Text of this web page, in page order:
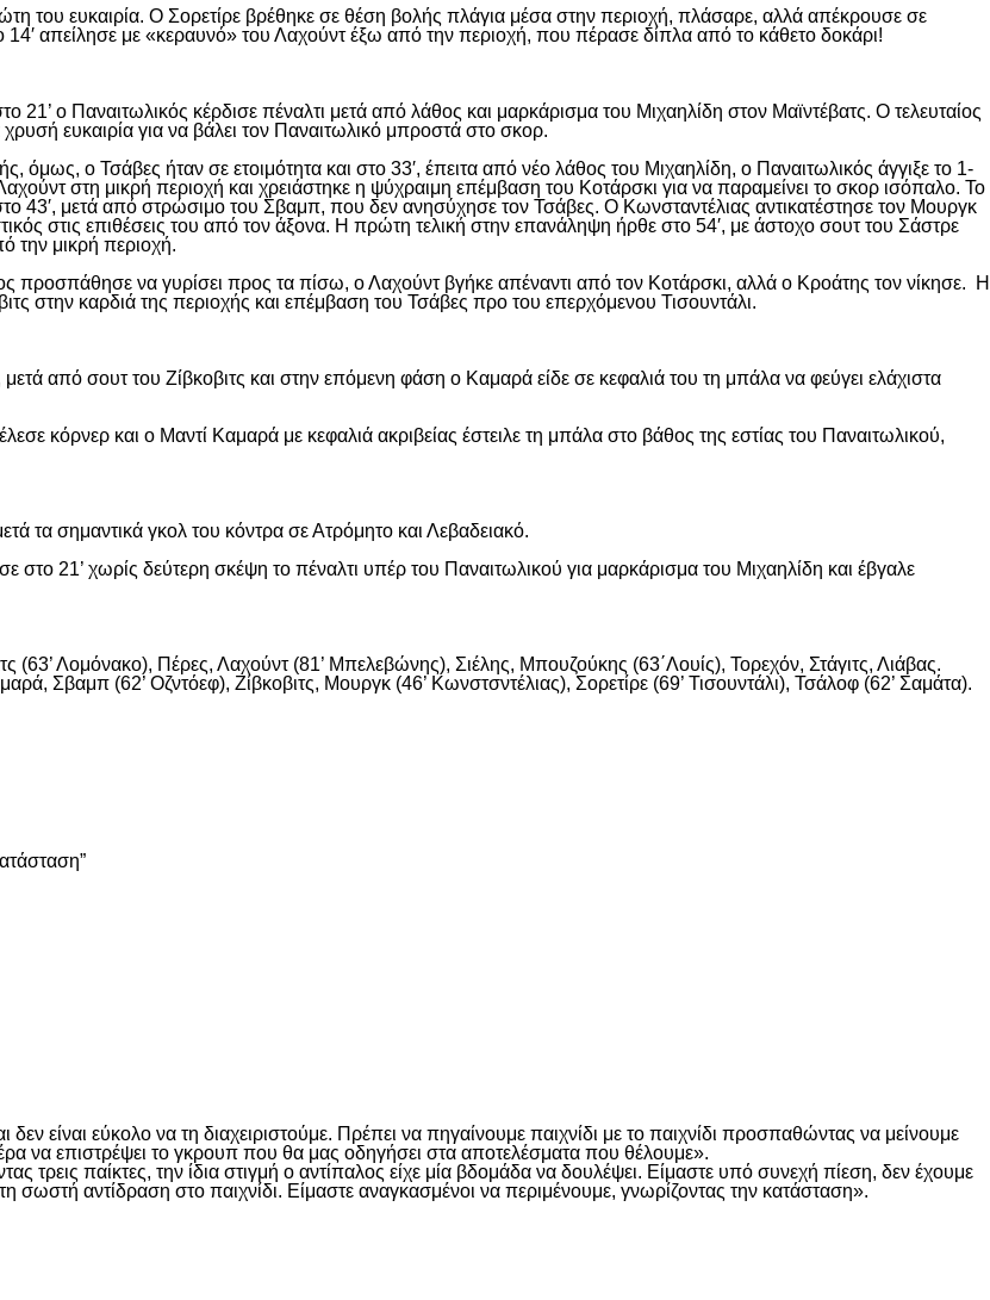
του ευκαιρία. Ο Σορετίρε βρέθηκε σε θέση βολής πλάγια μέσα στην περιοχή, πλάσαρε, αλλά απέκρουσε σε
απείλησε με «κεραυνό» του Λαχούντ έξω από την περιοχή, που πέρασε δίπλα από το κάθετο δοκάρι!
ο Παναιτωλικός κέρδισε πέναλτι μετά από λάθος και μαρκάρισμα του Μιχαηλίδη στον Μαϊντέβατς. Ο τελευταίος
ευκαιρία για να βάλει τον Παναιτωλικό μπροστά στο σκορ.
όμως, ο Τσάβες ήταν σε ετοιμότητα και στο 33′, έπειτα από νέο λάθος του Μιχαηλίδη, ο Παναιτωλικός άγγιξε το 1-
στη μικρή περιοχή και χρειάστηκε η ψύχραιμη επέμβαση του Κοτάρσκι για να παραμείνει το σκορ ισόπαλο. Το
43′, μετά από στρώσιμο του Σβαμπ, που δεν ανησύχησε τον Τσάβες. Ο Κωνσταντέλιας αντικατέστησε τον Μουργκ
στις επιθέσεις του από τον άξονα. Η πρώτη τελική στην επανάληψη ήρθε στο 54′, με άστοχο σουτ του Σάστρε
την μικρή περιοχή.
προσπάθησε να γυρίσει προς τα πίσω, ο Λαχούντ βγήκε απέναντι από τον Κοτάρσκι, αλλά ο Κροάτης τον νίκησε. Η
στην καρδιά της περιοχής και επέμβαση του Τσάβες προ του επερχόμενου Τισουντάλι.
από σουτ του Ζίβκοβιτς και στην επόμενη φάση ο Καμαρά είδε σε κεφαλιά του τη μπάλα να φεύγει ελάχιστα
κόρνερ και ο Μαντί Καμαρά με κεφαλιά ακριβείας έστειλε τη μπάλα στο βάθος της εστίας του Παναιτωλικού,
τα σημαντικά γκολ του κόντρα σε Ατρόμητο και Λεβαδειακό.
21’ χωρίς δεύτερη σκέψη το πέναλτι υπέρ του Παναιτωλικού για μαρκάρισμα του Μιχαηλίδη και έβγαλε
(63’ Λομόνακο), Πέρες, Λαχούντ (81’ Μπελεβώνης), Σιέλης, Μπουζούκης (63΄Λουίς), Τορεχόν, Στάγιτς, Λιάβας.
Σβαμπ (62’ Οζντόεφ), Ζίβκοβιτς, Μουργκ (46’ Κωνστσντέλιας), Σορετίρε (69’ Τισουντάλι), Τσάλοφ (62’ Σαμάτα).
είναι εύκολο να τη διαχειριστούμε. Πρέπει να πηγαίνουμε παιχνίδι με το παιχνίδι προσπαθώντας να μείνουμε
να επιστρέψει το γκρουπ που θα μας οδηγήσει στα αποτελέσματα που θέλουμε».
παίκτες, την ίδια στιγμή ο αντίπαλος είχε μία βδομάδα να δουλέψει. Είμαστε υπό συνεχή πίεση, δεν έχουμε
σωστή αντίδραση στο παιχνίδι. Είμαστε αναγκασμένοι να περιμένουμε, γνωρίζοντας την κατάσταση».